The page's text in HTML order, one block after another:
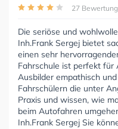
27
Die seriöse und
Inh.Frank Sergej bietet
einen sehr
Fahrschule ist perfekt für
Ausbilder empathisch
Fahrschülern die unter
Praxis und wissen, wie
beim Autofahren
Inh.Frank Sergej Sie